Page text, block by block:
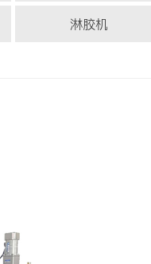
淋胶机